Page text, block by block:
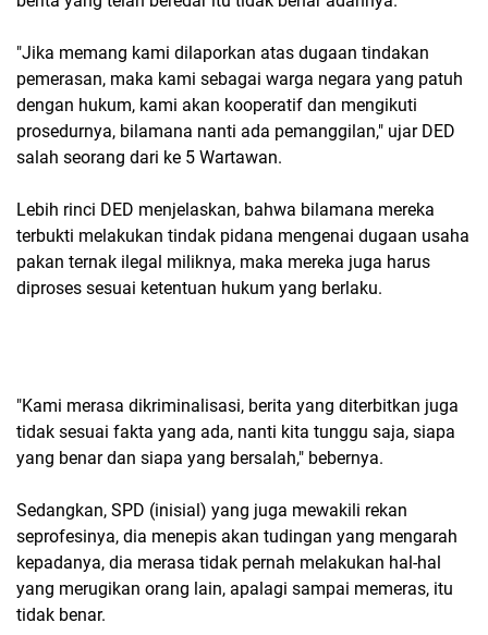
"Jika memang kami dilaporkan atas dugaan tindakan
pemerasan, maka kami sebagai warga negara yang patuh
dengan hukum, kami akan kooperatif dan mengikuti
prosedurnya, bilamana nanti ada pemanggilan," ujar DED
salah seorang dari ke 5 Wartawan.
Lebih rinci DED menjelaskan, bahwa bilamana mereka
terbukti melakukan tindak pidana mengenai dugaan usaha
pakan ternak ilegal miliknya, maka mereka juga harus
diproses sesuai ketentuan hukum yang berlaku.
"Kami merasa dikriminalisasi, berita yang diterbitkan juga
tidak sesuai fakta yang ada, nanti kita tunggu saja, siapa
yang benar dan siapa yang bersalah," bebernya.
Sedangkan, SPD (inisial) yang juga mewakili rekan
seprofesinya, dia menepis akan tudingan yang mengarah
kepadanya, dia merasa tidak pernah melakukan hal-hal
yang merugikan orang lain, apalagi sampai memeras, itu
tidak benar.